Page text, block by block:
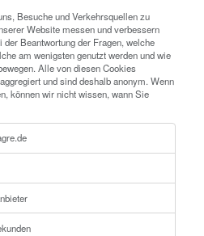
login.microsoftonline.com
buid, esctx-
Drittanbieter
Tage, Sitzung, Sitzung, 29 Tage,